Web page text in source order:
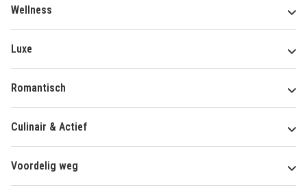
Wellness
Luxe
Romantisch
Culinair & Actief
Voordelig weg